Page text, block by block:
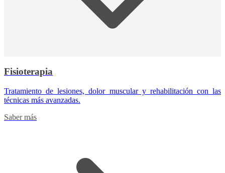
Fisioterapia
Tratamiento de lesiones, dolor muscular y rehabilitación con las
técnicas más avanzadas.
Saber más